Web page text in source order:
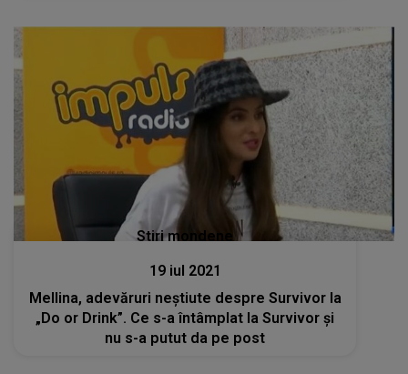
Stiri mondene
19 iul 2021
Mellina, adevăruri neștiute despre Survivor la
„Do or Drink”. Ce s-a întâmplat la Survivor și
nu s-a putut da pe post